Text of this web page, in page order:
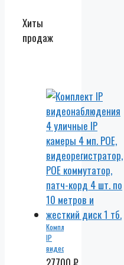
Хиты
продаж
Комплект
IP
видеонаблюдения
4